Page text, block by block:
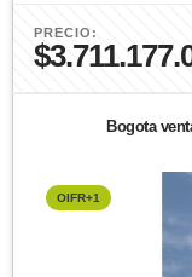
PRECIO:
Bogota
OIFR+1